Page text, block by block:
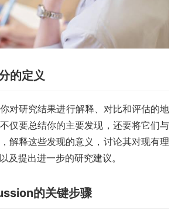
的定义
对研究结果进行解释、对比和评估的地
仅要总结你的主要发现，还要将它们与
解释这些发现的意义，讨论其对现有理
及提出进一步的研究建议。
的关键步骤